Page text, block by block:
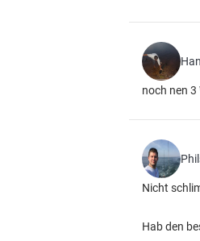
noch nen
Nicht
Hab den